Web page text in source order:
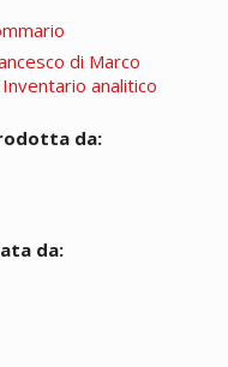
di Marco
analitico
da:
da: